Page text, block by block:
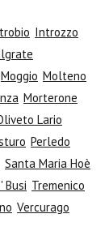
Introzzo
Moggio Molteno
Morterone
Lario
Perledo
Santa Maria Hoè
Busi Tremenico
Vercurago